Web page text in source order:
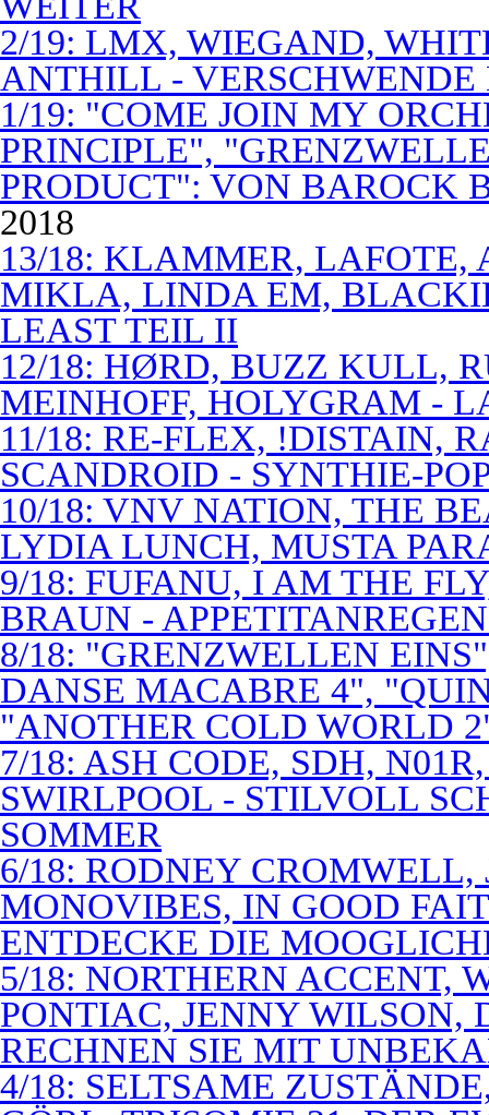
2/19: LMX, WIEGAND,
ANTHILL -
1/19: "COME JOIN MY
PRINCIPLE",
PRODUCT": VON BAROCK
2018
13/18: KLAMMER,
MIKLA, LINDA EM,
LEAST TEIL II
12/18: HØRD, BUZZ KULL,
MEINHOFF, HOLYGRAM -
11/18: RE-FLEX, !DISTAIN,
SCANDROID - SYNTHIE-
10/18: VNV NATION, THE
LYDIA LUNCH, MUSTA
9/18: FUFANU, I AM THE
BRAUN -
8/18: "GRENZWELLEN
DANSE MACABRE 4",
"ANOTHER COLD WORLD
7/18: ASH CODE, SDH,
SWIRLPOOL - STILVOLL
SOMMER
6/18: RODNEY
MONOVIBES, IN GOOD
ENTDECKE DIE
5/18: NORTHERN ACCENT,
PONTIAC, JENNY WILSON,
RECHNEN SIE MIT
4/18: SELTSAME